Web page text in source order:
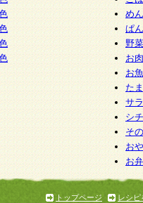
めん
ぱん
野
お
お
た
サ
シ
そ
お
お
トップページ
レシピ